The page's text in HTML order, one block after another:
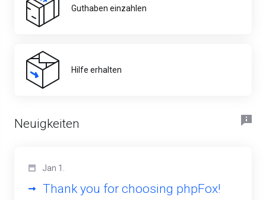
Guthaben einzahlen
Hilfe erhalten
Neuigkeiten
Jan 1.
Thank you for choosing phpFox!